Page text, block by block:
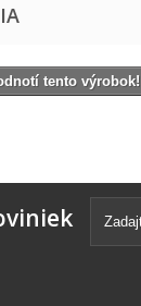
tento výrobok!